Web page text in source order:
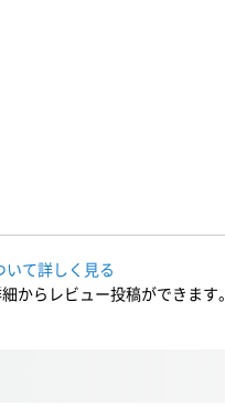
いて詳しく見る
からレビュー投稿ができます。